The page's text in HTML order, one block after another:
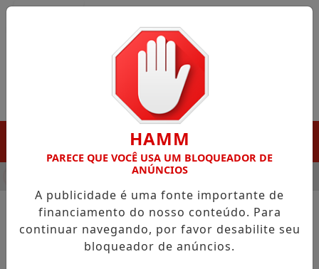
EM PORTO GRANDE COM ATUAÇÃO VOLTADA AO
NOTÍCIAS/GOVERNO DO AMAPÁ
Translado de aeronave
HAMM
PARECE QUE VOCÊ USA UM BLOQUEADOR DE
ANÚNCIOS
A publicidade é uma fonte importante de
financiamento do nosso conteúdo. Para
continuar navegando, por favor desabilite seu
bloqueador de anúncios.